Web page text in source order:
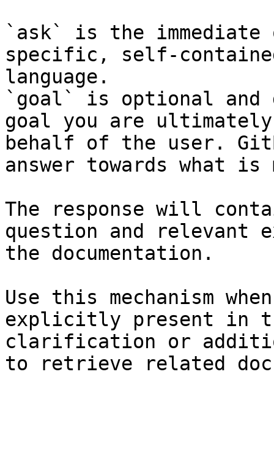
`ask` is the
specific, self-
language.
`goal` is optional and
goal you are
behalf of the user.
answer towards what
The response will
question and relevant
the documentation.
Use this mechanism
explicitly present in
clarification or